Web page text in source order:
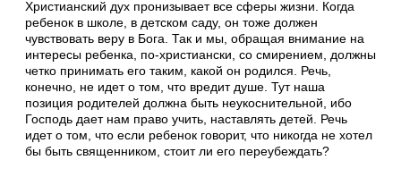
Христианский дух пронизывает все сферы жизни. Когда
ребенок в школе, в детском саду, он тоже должен
чувствовать веру в Бога. Так и мы, обращая внимание на
интересы ребенка, по-христиански, со смирением, должны
четко принимать его таким, какой он родился. Речь,
конечно, не идет о том, что вредит душе. Тут наша
позиция родителей должна быть неукоснительной, ибо
Господь дает нам право учить, наставлять детей. Речь
идет о том, что если ребенок говорит, что никогда не хотел
бы быть священником, стоит ли его переубеждать?